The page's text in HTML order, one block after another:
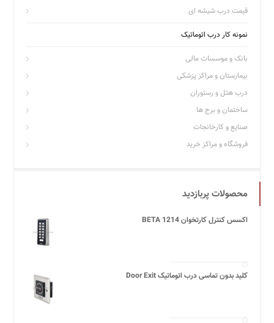
قیمت درب شیشه ای
نمونه کار درب اتوماتیک
بانک و موسسات مالی
بیمارستان و مراکز پزشکی
درب هتل و رستوران
ساختمان و برج ها
صنایع و کارخانجات
فروشگاه و مراکز خرید
محصولات پربازدید
اکسس کنترل کارتخوان BETA 1214
کلید بدون تماسی درب اتوماتیک Door Exit